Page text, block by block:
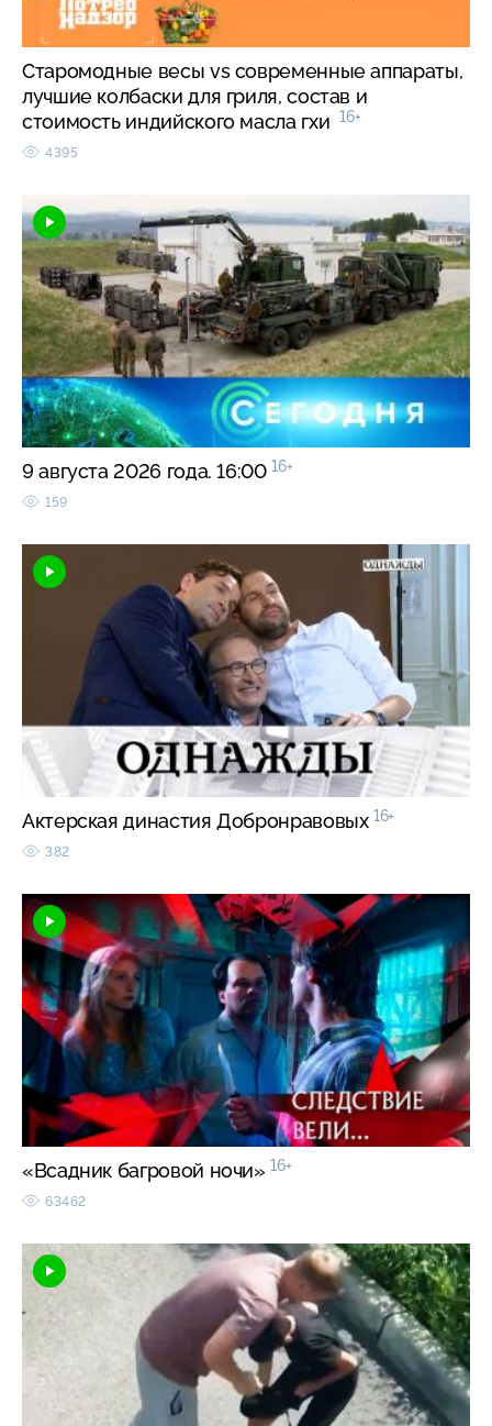
Старомодные весы vs современные аппараты,
лучшие колбаски для гриля, состав и
стоимость индийского масла гхи 16+
4395
9 августа 2026 года. 16:00 16+
159
Актерская династия Добронравовых 16+
382
«Всадник багровой ночи» 16+
63462